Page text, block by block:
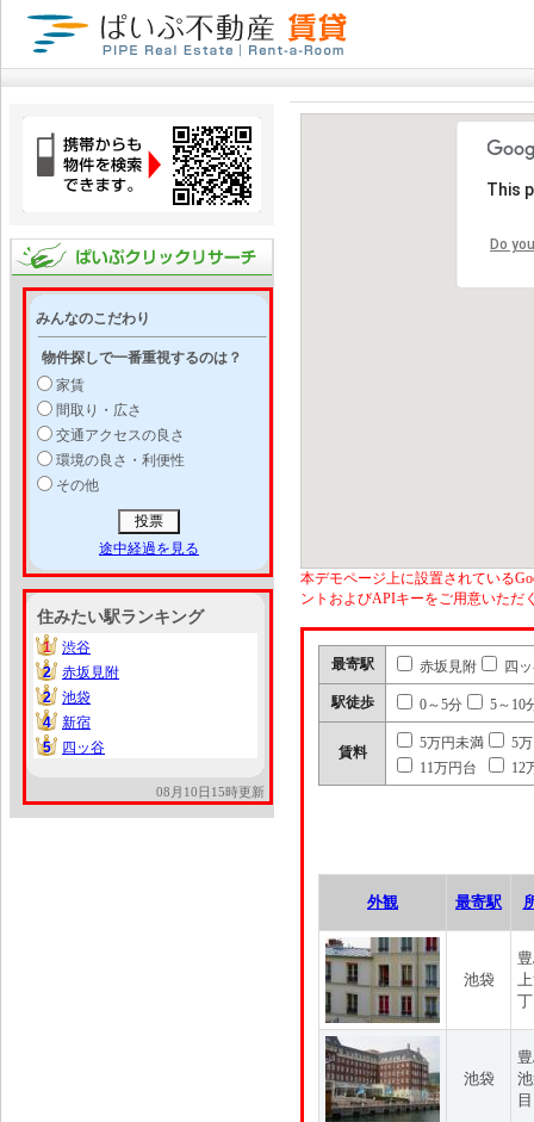
みんなのこだわり
物件探しで一番重視するのは？
家賃
間取り・広さ
交通アクセスの良さ
環境の良さ・利便性
その他
途中経過を見る
住みたい駅ランキング
1
1
渋谷
2
2
赤坂見附
2
2
池袋
4
4
新宿
5
5 四ッ谷
08月10日15時更新
This
Do
本デモページ上に設置されている
ントおよびAPIキーをご用意いただ
最寄駅 赤坂見附 四
駅徒歩 0～5分 5～10
賃料
5万円未満
5
11万円台
12
外観 最寄駅
池袋
池袋